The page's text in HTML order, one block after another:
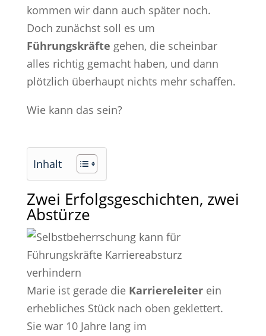
kommen wir dann auch später noch.
Doch zunächst soll es um
Führungskräfte gehen, die scheinbar
alles richtig gemacht haben, und dann
plötzlich überhaupt nichts mehr schaffen.
Wie kann das sein?
Inhalt
Zwei Erfolgsgeschichten, zwei
Abstürze
Marie ist gerade die Karriereleiterein
erhebliches Stück nach oben geklettert.
Sie war 10 Jahre lang im